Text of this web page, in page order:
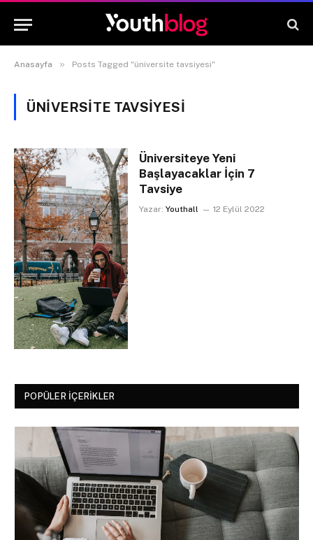
Anasayfa » Posts Tagged "üniversite tavsiyesi"
ÜNIVERSITE TAVSIYESI
Üniversiteye Yeni
Başlayacaklar İçin 7
Tavsiye
Yazar: Youthall 12 Eylül 2022
POPÜLER İÇERIKLER